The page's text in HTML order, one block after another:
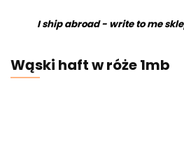
I ship abroad - write to me
Wąski haft w róże 1mb